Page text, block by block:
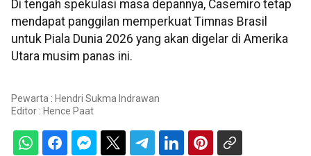
Di tengah spekulasi masa depannya, Casemiro tetap
mendapat panggilan memperkuat Timnas Brasil
untuk Piala Dunia 2026 yang akan digelar di Amerika
Utara musim panas ini.
Pewarta : Hendri Sukma Indrawan
Editor : Hence Paat